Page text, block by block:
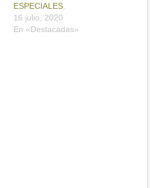
ESPECIALES.
16 julio, 2020
En «Destacadas»